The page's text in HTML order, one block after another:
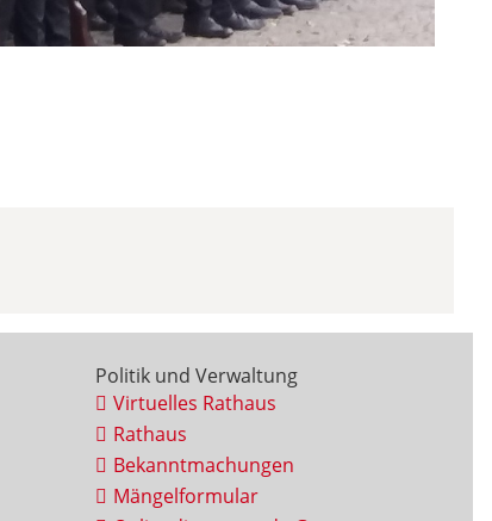
Politik und Verwaltung
Virtuelles Rathaus
Rathaus
Bekanntmachungen
Mängelformular